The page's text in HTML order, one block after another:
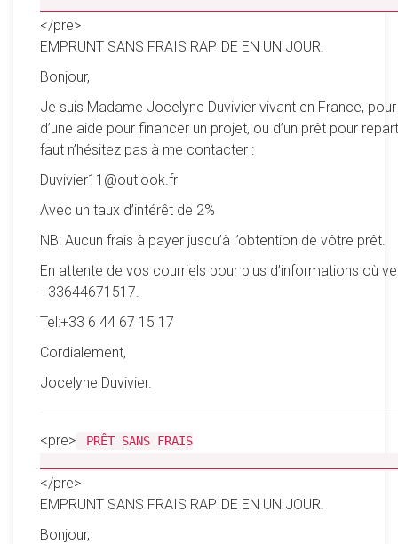
</pre>
EMPRUNT SANS FRAIS RAPIDE EN UN JOUR.
Bonjour,
Je suis Madame Jocelyne Duvivier vivant en France,
d’une aide pour financer un projet, ou d’un prêt pour
faut n’hésitez pas à me contacter :
Duvivier11@outlook.fr
Avec un taux d’intérêt de 2%
NB: Aucun frais à payer jusqu’à l’obtention de vôtre prêt.
En attente de vos courriels pour plus d’informations où
+33644671517.
Tel:+33 6 44 67 15 17
Cordialement,
Jocelyne Duvivier.
<pre>
PRÊT SANS FRAIS
</pre>
EMPRUNT SANS FRAIS RAPIDE EN UN JOUR.
Bonjour,